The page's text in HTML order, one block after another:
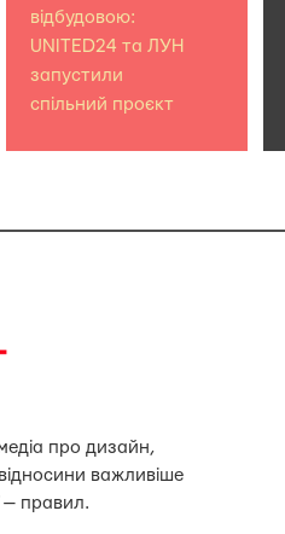
відбудовою:
UNITED24 та ЛУН
запустили
спільний проєкт
про дизайн,
відносини важливіше
— правил.